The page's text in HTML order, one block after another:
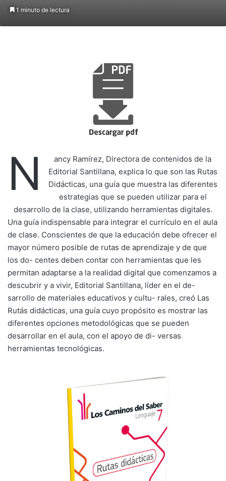
1 minuto de lectura
N
ancy Ramírez, Directora de contenidos de la
Editorial Santillana, explica lo que son las Rutas
Didácticas, una guía que muestra las diferentes
estrategias que se pueden utilizar para el
desarrollo de la clase, utilizando herramientas digitales.
Una guía indispensable para integrar el currículo en el aula
de clase. Conscientes de que la educación debe ofrecer el
mayor número posible de rutas de aprendizaje y de que
los do- centes deben contar con herramientas que les
permitan adaptarse a la realidad digital que comenzamos a
descubrir y a vivir, Editorial Santillana, líder en el de-
sarrollo de materiales educativos y cultu- rales, creó Las
Rutás didácticas, una guía cuyo propósito es mostrar las
diferentes opciones metodológicas que se pueden
desarrollar en el aula, con el apoyo de di- versas
herramientas tecnológicas.